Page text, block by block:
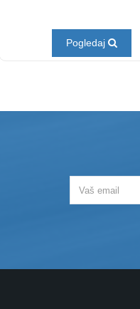
Pogledaj